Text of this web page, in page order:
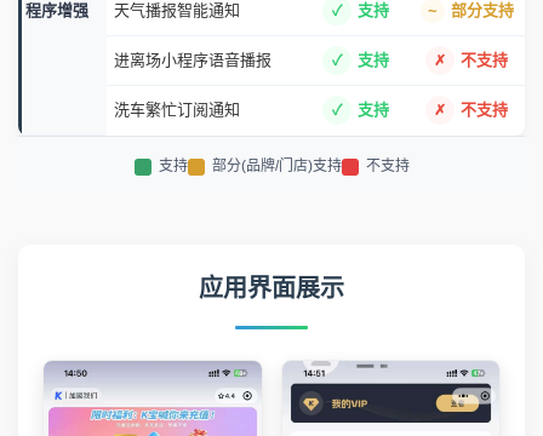
程序增强 天气播报智能通知 支持 部分支持
进离场小程序语音播报 支持 不支持
洗车繁忙订阅通知 支持 不支持
支持 部分(品牌/门店)支持 不支持
应用界面展示